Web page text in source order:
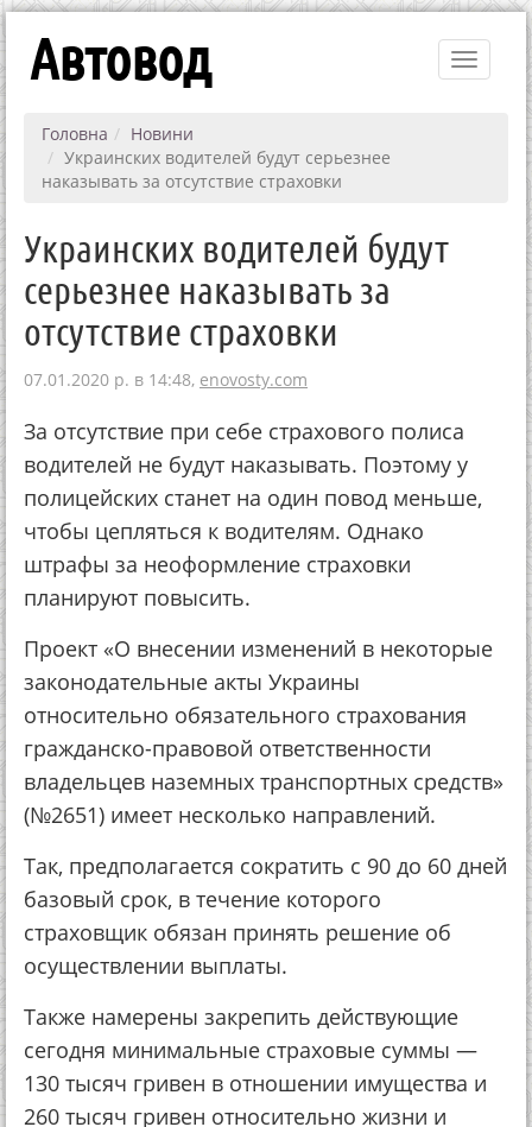
Toggle
Автовод
Головна
Новини
Украинских водителей будут серьезнее
наказывать за отсутствие страховки
Украинских водителей будут
серьезнее наказывать за
отсутствие страховки
07.01.2020 р. в 14:48, enovosty.com
За отсутствие при себе страхового полиса
водителей не будут наказывать. Поэтому у
полицейских станет на один повод меньше,
чтобы цепляться к водителям. Однако
штрафы за неоформление страховки
планируют повысить.
Проект «О внесении изменений в некоторые
законодательные акты Украины
относительно обязательного страхования
гражданско-правовой ответственности
владельцев наземных транспортных средств»
(№2651) имеет несколько направлений.
Так, предполагается сократить с 90 до 60 дней
базовый срок, в течение которого
страховщик обязан принять решение об
осуществлении выплаты.
Также намерены закрепить действующие
сегодня минимальные страховые суммы —
130 тысяч гривен в отношении имущества и
260 тысяч гривен относительно жизни и